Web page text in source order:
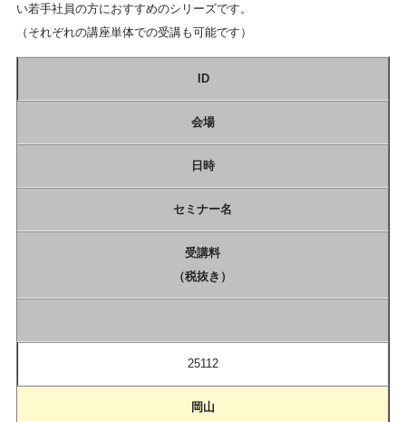
い若手社員の方におすすめのシリーズです。
（それぞれの講座単体での受講も可能です）
ID
会場
日時
セミナー名
受講料
（税抜き）
25112
岡山